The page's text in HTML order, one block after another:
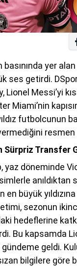
yer
ses getirdi.
Lionel Messi’yi
Miami’nin
futbolcunun
Sürpriz Transfer
yaz döneminde
anıldıktan
büyük
sezonun
hedeflerine
Bu kapsamda
gündeme geldi.
bilgilere göre